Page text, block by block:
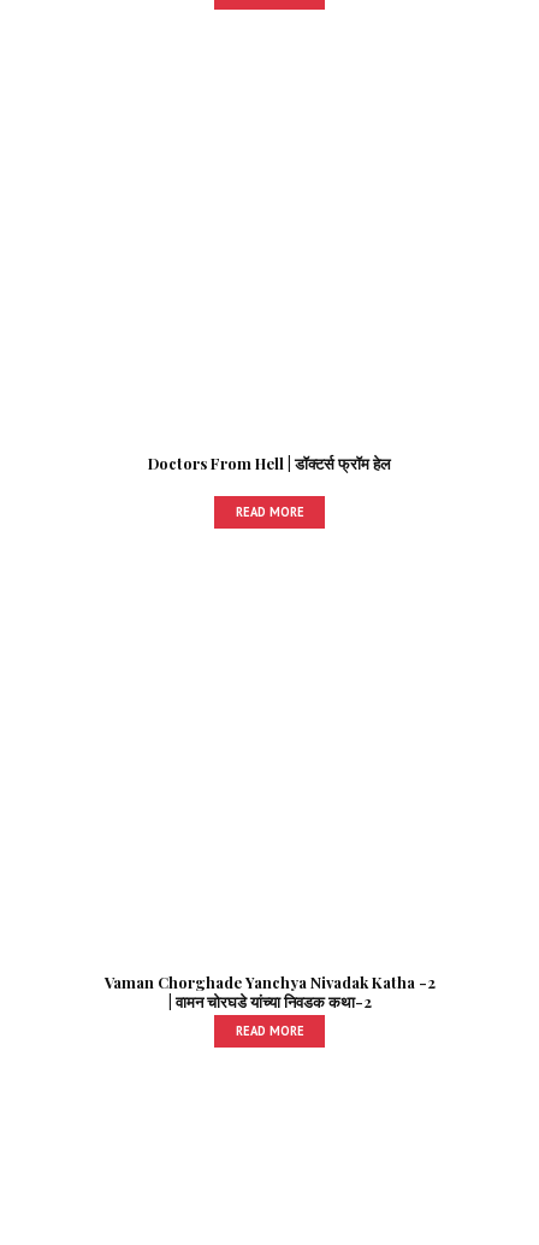
Doctors From Hell | डॉक्टर्स फ्रॉम हेल
READ MORE
Vaman Chorghade Yanchya Nivadak Katha -2
| वामन चोरघडे यांच्या निवडक कथा-2
READ MORE